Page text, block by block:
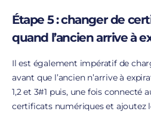
Étape 5 : changer de
quand l’ancien arrive à
Il est également impératif de
avant que l’ancien n’arrive à
1,2 et 3#1 puis, une fois connecté
certificats numériques et ajoutez